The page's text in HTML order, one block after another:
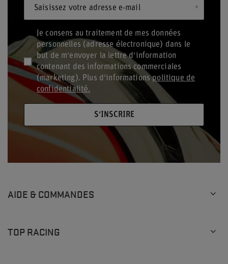
Saisissez votre adresse e-mail
Je consens au traitement de mes données
personnelles (adresse électronique) dans le
but de m'envoyer la lettre d'information
contenant des informations commerciales
(marketing). Plus d'informationspolitique de
confidentialité.
S'INSCRIRE
AIDE & COMMANDES
TOP RACING